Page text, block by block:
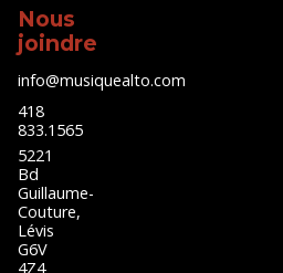
Nous
joindre
info@musiquealto.com
418
833.1565
5221
Bd
Guillaume-
Couture,
Lévis
G6V
4Z4